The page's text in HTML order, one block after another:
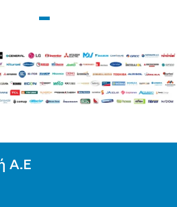
WIFI Standard
ΧΡΏΜΑ Λευκό
Α.Ε